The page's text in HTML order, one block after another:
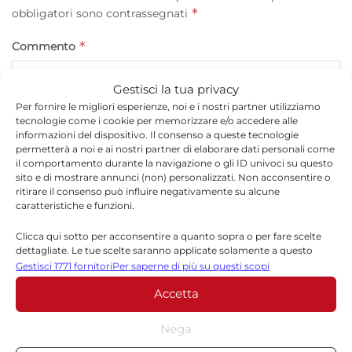
Gestisci la tua privacy
Per fornire le migliori esperienze, noi e i nostri partner utilizziamo
tecnologie come i cookie per memorizzare e/o accedere alle
informazioni del dispositivo. Il consenso a queste tecnologie
permetterà a noi e ai nostri partner di elaborare dati personali come
il comportamento durante la navigazione o gli ID univoci su questo
sito e di mostrare annunci (non) personalizzati. Non acconsentire o
ritirare il consenso può influire negativamente su alcune
caratteristiche e funzioni.
Clicca qui sotto per acconsentire a quanto sopra o per fare scelte
dettagliate. Le tue scelte saranno applicate solamente a questo
sito. È possibile modificare le impostazioni in qualsiasi momento,
compreso il ritiro del consenso, utilizzando i pulsanti della Cookie
Policy o cliccando sul pulsante di gestione del consenso nella parte
inferiore dello schermo.
Statistiche
Gestisci 1771 fornitoriPer saperne di più su questi scopi
Accetta
Nega
obbligatori sono contrassegnati *
Commento *
Nome*
Email*